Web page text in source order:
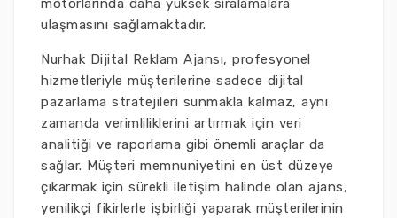
motorlarında daha yüksek sıralamalara
ulaşmasını sağlamaktadır.
Nurhak Dijital Reklam Ajansı, profesyonel
hizmetleriyle müşterilerine sadece dijital
pazarlama stratejileri sunmakla kalmaz, aynı
zamanda verimliliklerini artırmak için veri
analitiği ve raporlama gibi önemli araçlar da
sağlar. Müşteri memnuniyetini en üst düzeye
çıkarmak için sürekli iletişim halinde olan ajans,
yenilikçi fikirlerle işbirliği yaparak müşterilerinin